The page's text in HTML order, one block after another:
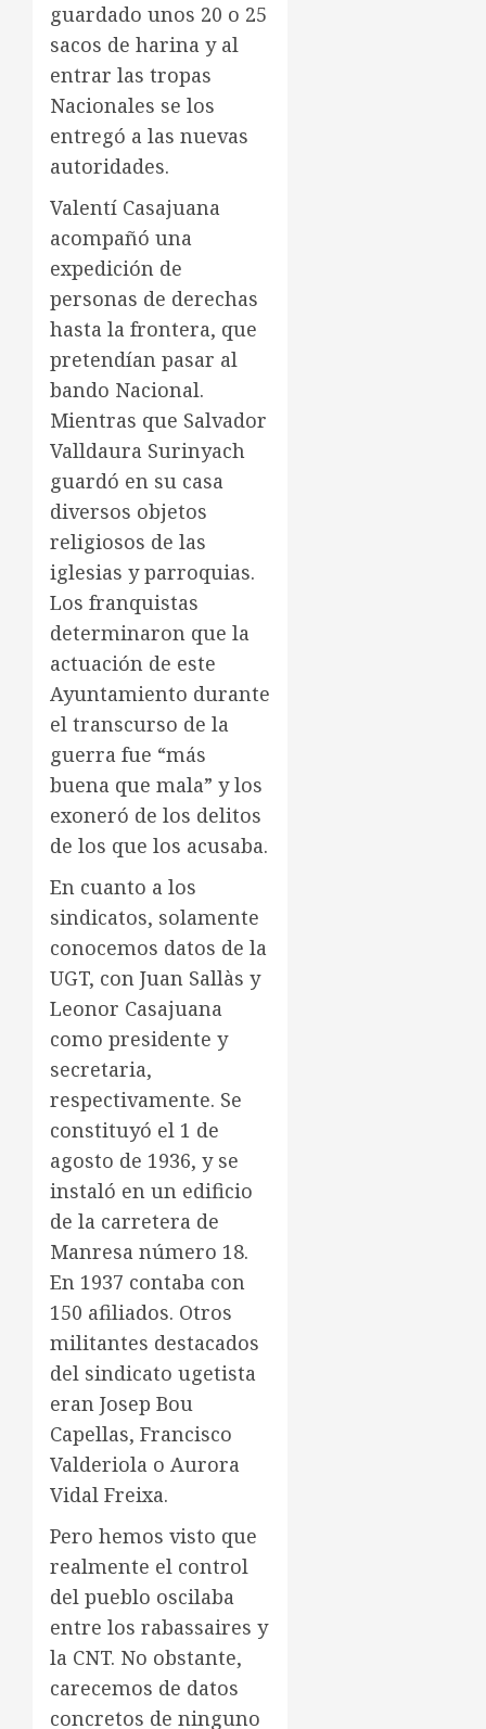
guardado unos 20 o 25
sacos de harina y al
entrar las tropas
Nacionales se los
entregó a las nuevas
autoridades.
Valentí Casajuana
acompañó una
expedición de
personas de derechas
hasta la frontera, que
pretendían pasar al
bando Nacional.
Mientras que Salvador
Valldaura Surinyach
guardó en su casa
diversos objetos
religiosos de las
iglesias y parroquias.
Los franquistas
determinaron que la
actuación de este
Ayuntamiento durante
el transcurso de la
guerra fue “más
buena que mala” y los
exoneró de los delitos
de los que los acusaba.
En cuanto a los
sindicatos, solamente
conocemos datos de la
UGT, con Juan Sallàs y
Leonor Casajuana
como presidente y
secretaria,
respectivamente. Se
constituyó el 1 de
agosto de 1936, y se
instaló en un edificio
de la carretera de
Manresa número 18.
En 1937 contaba con
150 afiliados. Otros
militantes destacados
del sindicato ugetista
eran Josep Bou
Capellas, Francisco
Valderiola o Aurora
Vidal Freixa.
Pero hemos visto que
realmente el control
del pueblo oscilaba
entre los rabassaires y
la CNT. No obstante,
carecemos de datos
concretos de ninguno